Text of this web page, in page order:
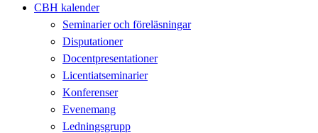
CBH kalender
Seminarier och föreläsningar
Disputationer
Docentpresentationer
Licentiatseminarier
Konferenser
Evenemang
Ledningsgrupp